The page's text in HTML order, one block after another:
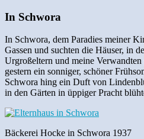
In Schwora
In Schwora, dem Paradies meiner
Gassen und suchten die Häuser, in
Urgroßeltern und meine
gestern ein sonniger, schöner
Schwora hing ein Duft von
in den Gärten in üppiger Pracht
Bäckerei Hocke in Schwora 1937